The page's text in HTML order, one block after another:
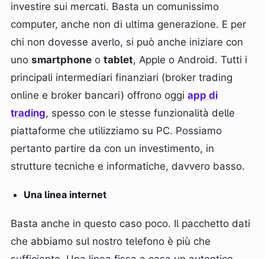
investire sui mercati. Basta un comunissimo
computer, anche non di ultima generazione. E per
chi non dovesse averlo, si può anche iniziare con
uno smartphone o tablet, Apple o Android. Tutti i
principali intermediari finanziari (broker trading
online e broker bancari) offrono oggi app di
trading, spesso con le stesse funzionalità delle
piattaforme che utilizziamo su PC. Possiamo
pertanto partire da con un investimento, in
strutture tecniche e informatiche, davvero basso.
Una linea internet
Basta anche in questo caso poco. Il pacchetto dati
che abbiamo sul nostro telefono è più che